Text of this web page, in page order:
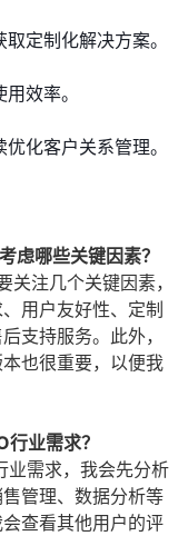
定制化解决方案。
效率。
化客户关系管理。
虑哪些关键因素？
注几个关键因素，
用户友好性、定制
支持服务。此外，
也很重要，以便我
业需求？
业需求，我会先分析
管理、数据分析等
查看其他用户的评